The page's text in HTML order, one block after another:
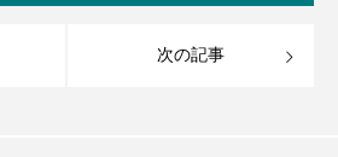
次の記事